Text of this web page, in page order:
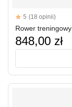
Reviews
5 out of 5 stars
5 (18 opinii)
Rower
848,00 zł